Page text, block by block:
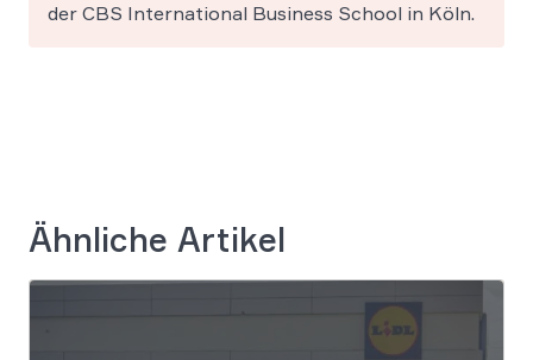
der CBS International Business School in Köln.
Ähnliche Artikel